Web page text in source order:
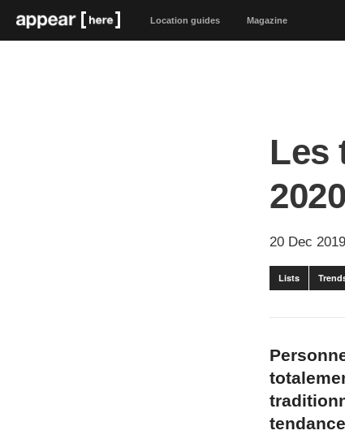
Location guides Magazine
Les
20 Dec 2019
Lists